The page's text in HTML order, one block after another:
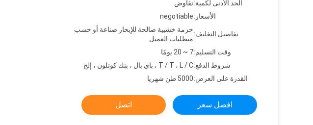
الحد الأدنى لكمية:تفاوض
الأسعار:negotiable
تفاصيل التغليف:
حزمة خشبية صالحة للإبحار صناعة أو حسب
متطلبات العميل
وقت التسليم:7 ~ 20 يومًا
شروط الدفع:T / T ، L / C ، باي بال ، بنك كونلون ، إلخ
القدرة على العرض:5000 طن شهريا
افضل سعر اتصل